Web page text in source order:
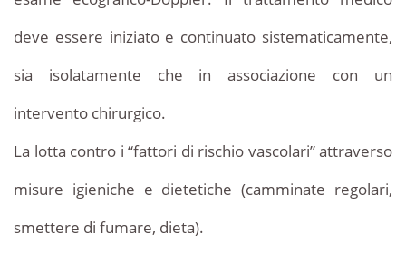
deve essere iniziato e continuato sistematicamente,
sia isolatamente che in associazione con un
intervento chirurgico.
La lotta contro i “fattori di rischio vascolari” attraverso
misure igieniche e dietetiche (camminate regolari,
smettere di fumare, dieta).